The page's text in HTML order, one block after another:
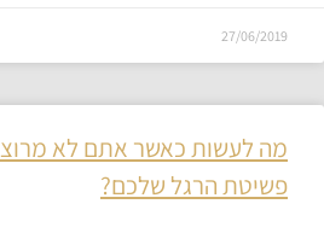
27/06/2019
מה לעשות כאשר אתם לא
פשיטת הרגל שלכם​?